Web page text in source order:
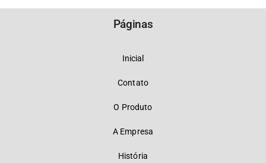
Páginas
Inicial
Contato
O Produto
A Empresa
História